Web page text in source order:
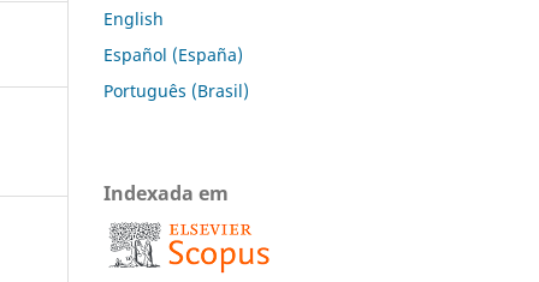
English
Español (España)
Português (Brasil)
Indexada em